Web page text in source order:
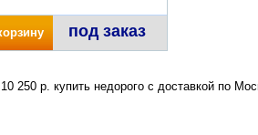
под заказ
250 р. купить недорого с доставкой по